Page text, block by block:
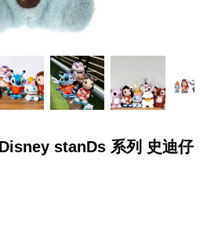
stanDs 系列 史迪仔